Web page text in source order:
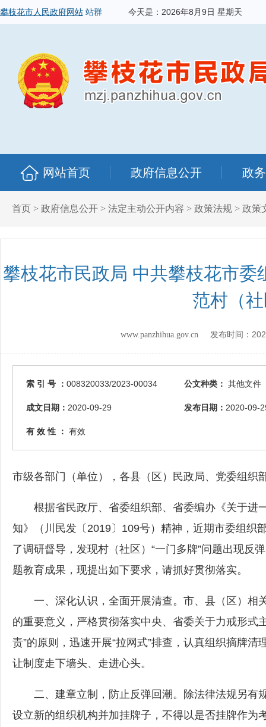
攀枝花市人民政府网站 站群 今天是： 2026年8月9日 星期天
网站首页 政府信息公开 政
首页 > 政府信息公开 > 法定主动公开内容 > 政策法规 > 政策
攀枝花市民政局 中共攀枝花市
范村（
www.panzhihua.gov.cn 发布时间：
索 引 号 ： 008320033/2023-00034 公文种类： 其他文件
成文日期： 2020-09-29 发布日期： 2020-09-
有 效 性 ： 有效
市级各部门（单位），各县（区）民政局、党委组织
根据省民政厅、省委组织部、省委编办《关于进
知》（川民发〔2019〕109号）精神，近期市委组织
了调研督导，发现村（社区）“一门多牌”问题出现反
题教育成果，现提出如下要求，请抓好贯彻落实。
一、深化认识，全面开展清查。市、县（区）相
的重要意义，严格贯彻落实中央、省委关于力戒形式
责”的原则，迅速开展“拉网式”排查，认真组织摘牌清
让制度走下墙头、走进心头。
二、建章立制，防止反弹回潮。除法律法规另有
设立新的组织机构并加挂牌子，不得以是否挂牌作为